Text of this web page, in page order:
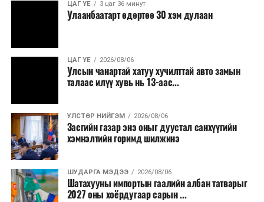
ЦАГ ҮЕ 3 цаг 36 минут
Улаанбаатарт өдөртөө 30 хэм дулаан
ЦАГ ҮЕ 2026/08/06
Улсын чанартай хатуу хучилттай авто замын
талаас илүү хувь нь 13-аас...
УЛСТӨР НИЙГЭМ 2026/08/06
Засгийн газар энэ оныг дуустал санхүүгийн
хэмнэлтийн горимд шилжинэ
ШУДАРГА МЭДЭЭ 2026/08/06
Шатахууны импортын гаалийн албан татварыг
2027 оны хоёрдугаар сарын ...